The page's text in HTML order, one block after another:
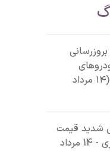
پرفروش (۱۴ مرداد
شدید قیمت
تایر سواری - 14 مرداد